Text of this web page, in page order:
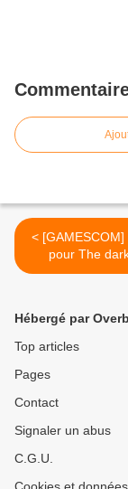
< [GAMESCOM] Un trailer
pour The
Hébergé par
Top articles
Pages
Contact
Signaler un abus
C.G.U.